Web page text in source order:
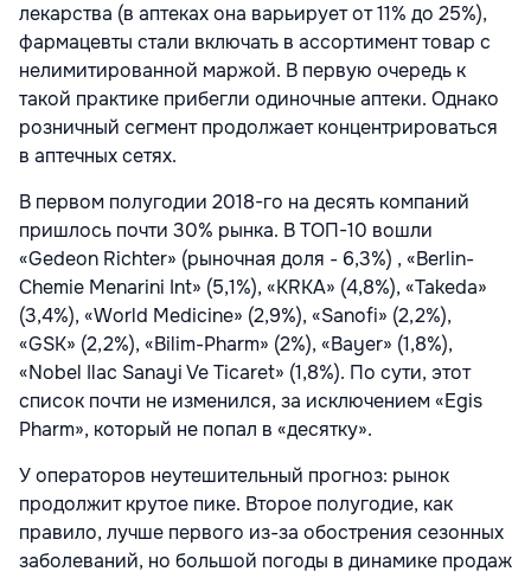
лекарства (в аптеках она варьирует от 11% до 25%),
фармацевты стали включать в ассортимент товар с
нелимитированной маржой. В первую очередь к
такой практике прибегли одиночные аптеки. Однако
розничный сегмент продолжает концентрироваться
в аптечных сетях.
В первом полугодии 2018-го на десять компаний
пришлось почти 30% рынка. В ТОП-10 вошли
«Gedeon Richter» (рыночная доля - 6,3%) , «Berlin-
Chemie Menarini Int» (5,1%), «KRKA» (4,8%), «Takeda»
(3,4%), «World Medicine» (2,9%), «Sanofi» (2,2%),
«GSK» (2,2%), «Bilim-Pharm» (2%), «Bayer» (1,8%),
«Nobel Ilac Sanayi Ve Ticaret» (1,8%). По сути, этот
список почти не изменился, за исключением «Egis
Pharm», который не попал в «десятку».
У операторов неутешительный прогноз: рынок
продолжит крутое пике. Второе полугодие, как
правило, лучше первого из-за обострения сезонных
заболеваний, но большой погоды в динамике продаж